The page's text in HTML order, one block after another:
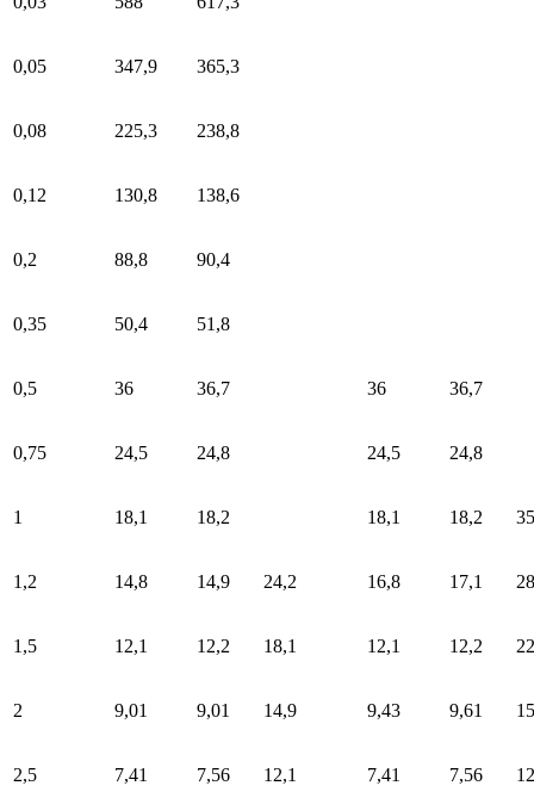
0,05 347,9 365,3
0,08 225,3 238,8
0,12 130,8 138,6
0,2 88,8 90,4
0,35 50,4 51,8
0,5 36 36,7 36 36,7
0,75 24,5 24,8 24,5 24,8
1 18,1 18,2 18,1 18,2
1,2 14,8 14,9 24,2 16,8 17,1 28
1,5 12,1 12,2 18,1 12,1 12,2
2 9,01 9,01 14,9 9,43 9,61
2,5 7,41 7,56 12,1 7,41 7,56